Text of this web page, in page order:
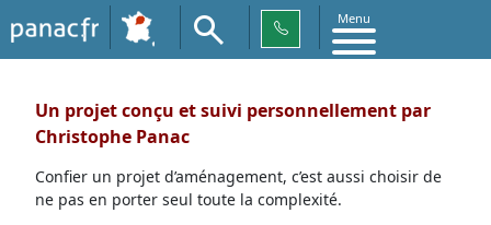
Menu
Un projet conçu et suivi personnellement par
Christophe Panac
Confier un projet d’aménagement, c’est aussi choisir de
ne pas en porter seul toute la complexité.